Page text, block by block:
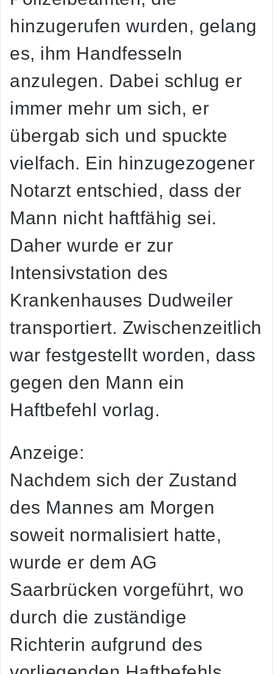
hinzugerufen wurden, gelang
es, ihm Handfesseln
anzulegen. Dabei schlug er
immer mehr um sich, er
übergab sich und spuckte
vielfach. Ein hinzugezogener
Notarzt entschied, dass der
Mann nicht haftfähig sei.
Daher wurde er zur
Intensivstation des
Krankenhauses Dudweiler
transportiert. Zwischenzeitlich
war festgestellt worden, dass
gegen den Mann ein
Haftbefehl vorlag.
Anzeige:
Nachdem sich der Zustand
des Mannes am Morgen
soweit normalisiert hatte,
wurde er dem AG
Saarbrücken vorgeführt, wo
durch die zuständige
Richterin aufgrund des